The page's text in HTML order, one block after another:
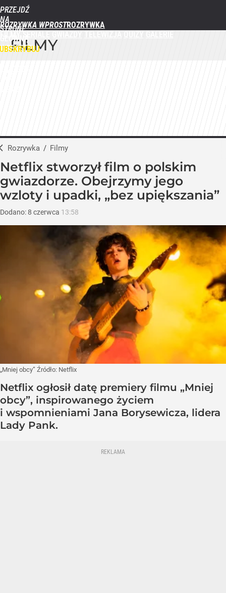
PRZEJDŹ
NA
STRONĘ
GŁÓWNĄ
WPROST.PL
ROZRYWKA WPROST
FILMY
Rozrywka / Filmy
Netflix stworzył film o polskim
gwiazdorze. Obejrzymy jego
wzloty i upadki, „bez upiększania”
Dodano:8 czerwca 13:58
„Mniej obcy” Źródło: Netflix
Netflix ogłosił datę premiery filmu „Mniej
obcy”, inspirowanego życiem
i wspomnieniami Jana Borysewicza, lidera
Lady Pank.